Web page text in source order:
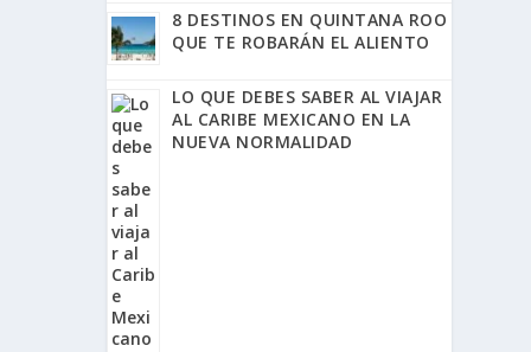
8 DESTINOS EN QUINTANA ROO
QUE TE ROBARÁN EL ALIENTO
LO QUE DEBES SABER AL VIAJAR
AL CARIBE MEXICANO EN LA
NUEVA NORMALIDAD